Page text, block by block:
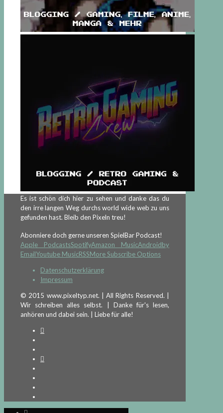
Es ist schön dich hier zu sehen und danke das du
den irre langen Weg durchs world wide web zu uns
gefunden hast. Bleib den Pixeln treu!
Abonniere doch gerne unseren SpielBar Podcast!
Apple PodcastsSpotifyAmazon MusicAndroidby
EmailYoutube MusicRSSMore Subscribe Options
Datenschutzerklärung
Impressum
© 2015 www.pixeltyp.net. | All Rights Reserved. |
Wir schreiben alles selbst. | Danke für's lesen,
anhören und dabei sein. | Liebe für alle!